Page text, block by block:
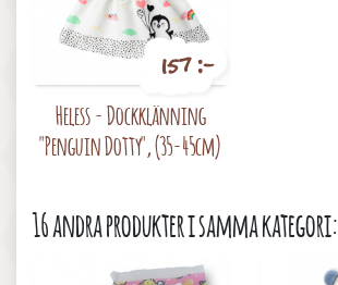
157 :-
Heless - Dockklänning
"Penguin Dotty", (35-45cm)
16 andra produkter i samma kategori: